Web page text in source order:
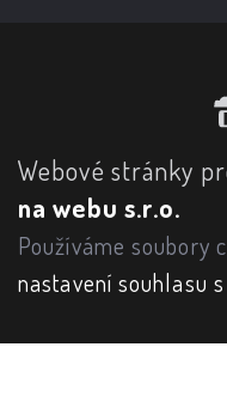
Webové stránky
na webu s.r.o.
Používáme soubory
nastavení souhlasu